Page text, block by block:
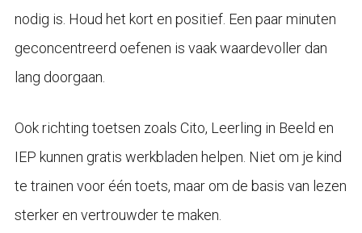
nodig is. Houd het kort en positief. Een paar minuten
geconcentreerd oefenen is vaak waardevoller dan
lang doorgaan.
Ook richting toetsen zoals Cito, Leerling in Beeld en
IEP kunnen gratis werkbladen helpen. Niet om je kind
te trainen voor één toets, maar om de basis van lezen
sterker en vertrouwder te maken.